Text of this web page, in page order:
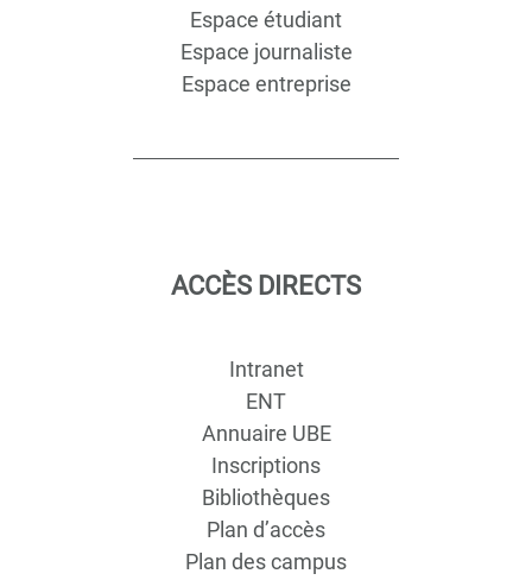
Espace étudiant
Espace journaliste
Espace entreprise
ACCÈS DIRECTS
Intranet
ENT
Annuaire UBE
Inscriptions
Bibliothèques
Plan d’accès
Plan des campus